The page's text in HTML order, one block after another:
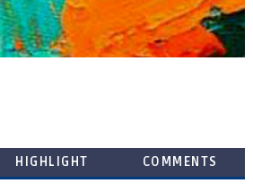
HIGHLIGHT COMMENTS